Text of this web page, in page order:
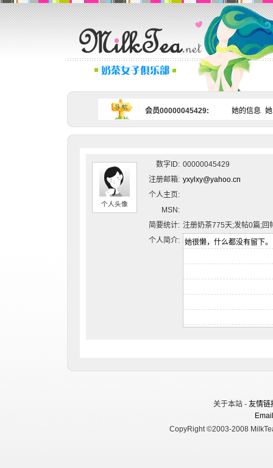
会员00000045429: 她的信息
个人头像
数字ID: 00000045429
注册邮箱: yxylxy@yahoo.cn
个人主页:
MSN:
简要统计: 注册奶茶775天;发帖0篇;回
个人简介:
关于本站 - 友情链
CopyRight ©2003-2008